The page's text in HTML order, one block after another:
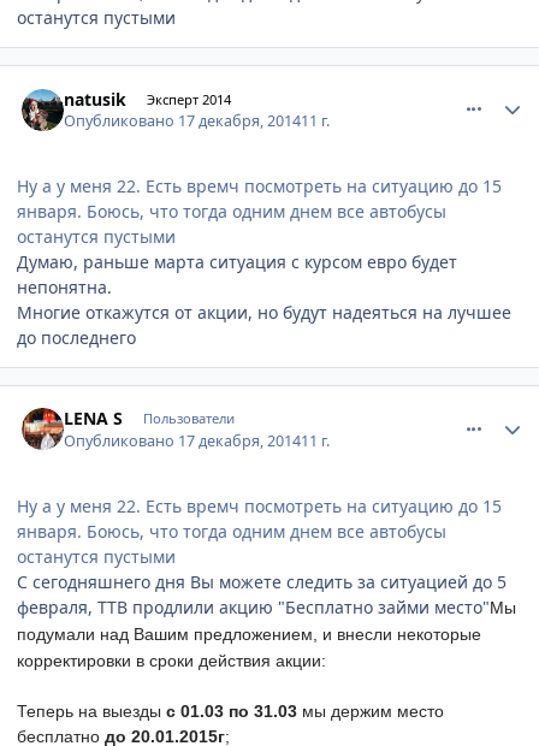
останутся пустыми
natusik Эксперт 2014
Опубликовано 17 декабря, 201411 г.
Ну а у меня 22. Есть времч посмотреть на ситуацию до 15
января. Боюсь, что тогда одним днем все автобусы
останутся пустыми
Думаю, раньше марта ситуация с курсом евро будет
непонятна.
Многие откажутся от акции, но будут надеяться на лучшее
до последнего
LENA S Пользователи
Опубликовано 17 декабря, 201411 г.
Ну а у меня 22. Есть времч посмотреть на ситуацию до 15
января. Боюсь, что тогда одним днем все автобусы
останутся пустыми
С сегодняшнего дня Вы можете следить за ситуацией до 5
февраля, ТТВ продлили акцию "Бесплатно займи место"Мы
подумали над Вашим предложением, и внесли некоторые
корректировки в сроки действия акции:
Теперь на выезды с 01.03 по 31.03 мы держим место
бесплатно до 20.01.2015г;